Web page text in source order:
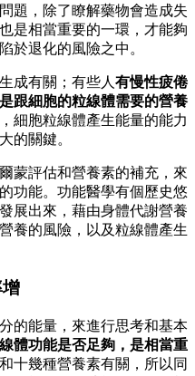
題，除了瞭解藥物會造成失
是相當重要的一環，才能夠
於退化的風險之中。
成有關；有些人 有慢性疲倦
跟細胞的粒線體需要的營養
細胞粒線體產生能量的能力
的關鍵。
蒙評估和營養素的補充，來
功能。功能醫學有個歷史悠
展出來，藉由身體代謝營養
養的風險，以及粒線體產生
的能量，來進行思考和基本
體功能是否足夠，是相當重
十幾種營養素有關，所以同